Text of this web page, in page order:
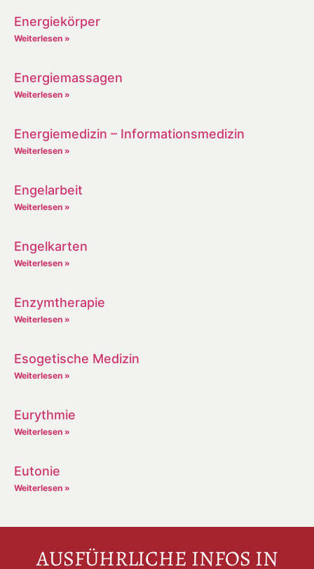
Energiekörper
Weiterlesen »
Energiemassagen
Weiterlesen »
Energiemedizin – Informationsmedizin
Weiterlesen »
Engelarbeit
Weiterlesen »
Engelkarten
Weiterlesen »
Enzymtherapie
Weiterlesen »
Esogetische Medizin
Weiterlesen »
Eurythmie
Weiterlesen »
Eutonie
Weiterlesen »
AUSFÜHRLICHE INFOS IN